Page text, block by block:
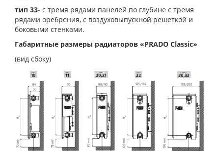
тип 33- с тремя рядами панелей по глубине с тремя
рядами оребрения, с воздуховыпускной решеткой и
боковыми стенками.
Габаритные размеры радиаторов «PRADO Classic»
(вид сбоку)